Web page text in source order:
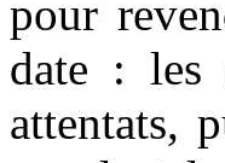
pour
date : les
attentats,